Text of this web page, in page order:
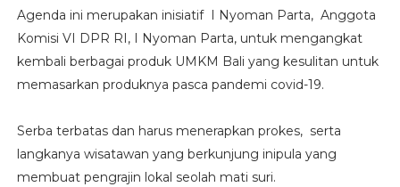
Agenda ini merupakan inisiatif I Nyoman Parta, Anggota
Komisi VI DPR RI, I Nyoman Parta, untuk mengangkat
kembali berbagai produk UMKM Bali yang kesulitan untuk
memasarkan produknya pasca pandemi covid-19.
Serba terbatas dan harus menerapkan prokes, serta
langkanya wisatawan yang berkunjung inipula yang
membuat pengrajin lokal seolah mati suri.